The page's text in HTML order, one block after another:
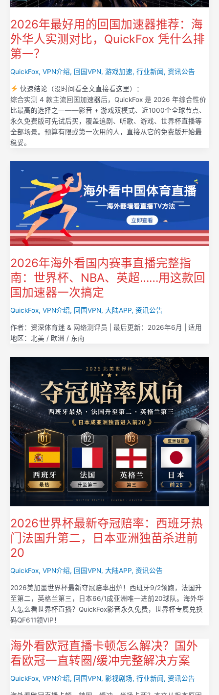
2026年最好用的回国加速器推荐：海
外华人实测对比，QuickFox 凭什么排
第一？
QuickFox,VPN介绍, 回国VPN,游戏加速,行业新闻,资讯公告
快速结论（没时间看全文直接看这里）：
综合实测 4 款主流回国加速器后，QuickFox 是 2026 年综合性价
比最高的选择之一——影音 + 游戏双模式、近1000个全球节点、
永久免费版可先试后买，覆盖追剧、听歌、游戏、世界杯直播等
全部场景。预算有限或第一次用的人，直接从它的免费版开始最
稳妥。
2026年海外看国内赛事直播完整指
南：世界杯、NBA、英超……用这款回
国加速器一次搞定
QuickFox,VPN介绍, 回国VPN,大陆APP,资讯公告
作者：资深体育迷 & 网络测评员 | 最后更新：2026年6月 | 适用
地区：北美 / 欧洲 / 东南
2026世界杯最新夺冠赔率：西班牙热
门法国升第二，日本亚洲独苗杀进前
20
QuickFox,VPN介绍, 回国VPN,大陆APP,资讯公告
2026美加墨世界杯最新夺冠赔率出炉！西班牙9/2领跑，法国升
至第二，英格兰第三，日本66/1成亚洲唯一进前20球队。海外华
人怎么看世界杯直播？QuickFox影音永久免费，世界杯专属兑换
码QF611领VIP！
海外看欧冠直播卡顿怎么解决？国外
看欧冠一直转圈/缓冲完整解决方案
QuickFox,VPN介绍, 回国VPN,影视剧场,行业新闻,资讯公告